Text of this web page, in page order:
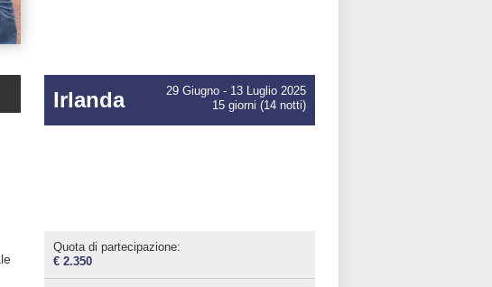
Irlanda
29 Giugno - 13 Luglio 2025
15 giorni (14 notti)
Quota di partecipazione:
€ 2.350